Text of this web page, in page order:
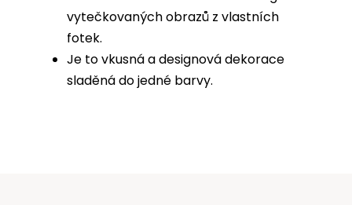
vytečkovaných obrazů z vlastních
fotek.
Je to vkusná a designová dekorace
sladěná do jedné barvy.